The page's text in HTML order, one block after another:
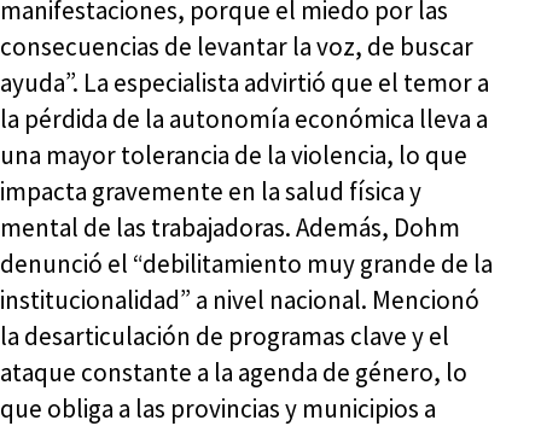
manifestaciones, porque el miedo por las
consecuencias de levantar la voz, de buscar
ayuda”. La especialista advirtió que el temor a
la pérdida de la autonomía económica lleva a
una mayor tolerancia de la violencia, lo que
impacta gravemente en la salud física y
mental de las trabajadoras. Además, Dohm
denunció el “debilitamiento muy grande de la
institucionalidad” a nivel nacional. Mencionó
la desarticulación de programas clave y el
ataque constante a la agenda de género, lo
que obliga a las provincias y municipios a